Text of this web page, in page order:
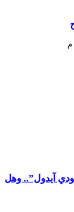
آيدول”.. وهل